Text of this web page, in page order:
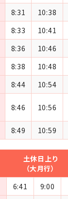
8:31 10:38
8:33 10:41
8:36 10:46
8:38 10:48
8:44 10:54
8:46 10:56
8:49 10:59
土休日上り
（大月行）
6:41 9:00